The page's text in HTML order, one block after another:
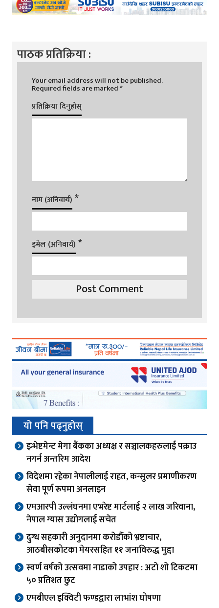
पाठक प्रतिक्रिया :
Your email address will not be published.
Required fields are marked*
प्रतिक्रिया दिनुहोस्
नाम (अनिवार्य) *
इमेल (अनिवार्य) *
यो पनि पढ्नुहोस्
इन्भेष्टमेन्ट मेगा बैंकका अध्यक्ष र सञ्चालकहरुलाई पक्राउ
नगर्न अन्तरिम आदेश
विदेशमा रहेका नेपालीलाई राहत, कन्सुलर प्रमाणीकरण
सेवा पूर्ण रूपमा अनलाइन
एमआरपी उल्लंघनमा एभरेष्ट मार्टलाई २ लाख जरिवाना,
नेपाल ग्यास उद्योगलाई सचेत
दुग्ध सहकारी अनुदानमा करोडौँको भ्रष्टाचार,
आठबीसकोटका मेयरसहित ११ जनाविरुद्ध मुद्दा
स्वर्ण वर्षको उत्सवमा नाडाको उपहार : अटो शो टिकटमा
५० प्रतिशत छुट
एमबीएल इक्विटी फण्डद्वारा लाभांश घोषणा